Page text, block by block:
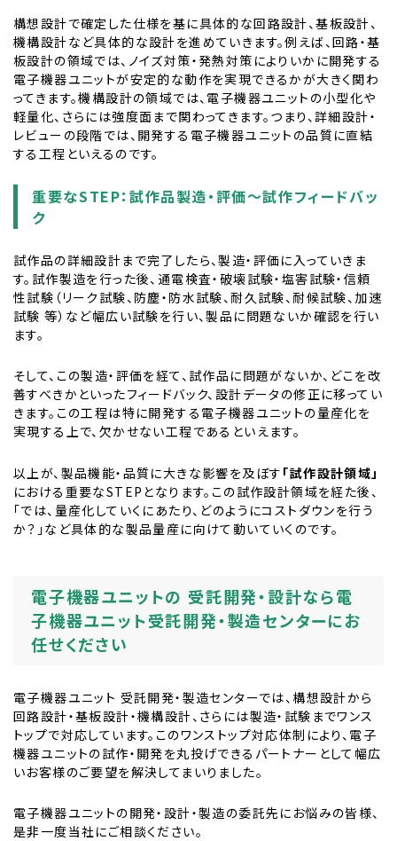
構想設計で確定した仕様を基に具体的な回路設計、基板設計、
機構設計など具体的な設計を進めていきます。例えば、回路・基
板設計の領域では、ノイズ対策・発熱対策によりいかに開発する
電子機器ユニットが安定的な動作を実現できるかが大きく関わ
ってきます。機構設計の領域では、電子機器ユニットの小型化や
軽量化、さらには強度面まで関わってきます。つまり、詳細設計・
レビューの段階では、開発する電子機器ユニットの品質に直結
する工程といえるのです。
重要なSTEP：試作品製造・評価～試作フィードバッ
ク
試作品の詳細設計まで完了したら、製造・評価に入っていきま
す。試作製造を行った後、通電検査・破壊試験・塩害試験・信頼
性試験（リーク試験、防塵・防水試験、耐久試験、耐候試験、加速
試験 等）など幅広い試験を行い、製品に問題ないか確認を行い
ます。
そして、この製造・評価を経て、試作品に問題がないか、どこを改
善すべきかといったフィードバック、設計データの修正に移ってい
きます。この工程は特に開発する電子機器ユニットの量産化を
実現する上で、欠かせない工程であるといえます。
以上が、製品機能・品質に大きな影響を及ぼす 「試作設計領域」
における重要なSTEPとなります。この試作設計領域を経た後、
「では、量産化していくにあたり、どのようにコストダウンを行う
か？」など具体的な製品量産に向けて動いていくのです。
電子機器ユニットの 受託開発・設計なら電
子機器ユニット受託開発・製造センターにお
任せください
電子機器ユニット 受託開発・製造センターでは、構想設計から
回路設計・基板設計・機構設計、さらには製造・試験までワンス
トップで対応しています。このワンストップ対応体制により、電子
機器ユニットの試作・開発を丸投げできるパートナーとして幅広
いお客様のご要望を解決してまいりました。
電子機器ユニットの開発・設計・製造の委託先にお悩みの皆様、
是非一度当社にご相談ください。